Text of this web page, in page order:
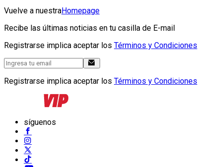
Vuelve a nuestraHomepage
Recibe las últimas noticias en tu casilla de E-mail
Registrarse implica aceptar los Términos y Condiciones
Registrarse implica aceptar los Términos y Condiciones
síguenos